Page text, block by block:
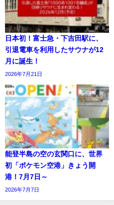
日本初！富士急・下吉田駅に、
引退電車を利用したサウナが12
月に誕生！
2026年7月21日
能登半島の空の玄関口に、世界
初「ポケモン空港」きょう開
港！7月7日～
2026年7月7日